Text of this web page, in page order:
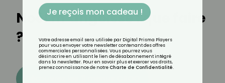
Noël m’angoisse : que faire
?
Je reçois mon cadeau !
Votre adresse email sera utilisée par Digital Prisma Players
pour vous envoyer votre newsletter contenant des offres
commerciales personnalisées. Vous pourrez vous
désinscrire en utilisant le lien de désabonnement intégré
dans la newsletter. Pour en savoir plus et exercer vos droits,
prenez connaissance de notre Charte de Confidentialité.